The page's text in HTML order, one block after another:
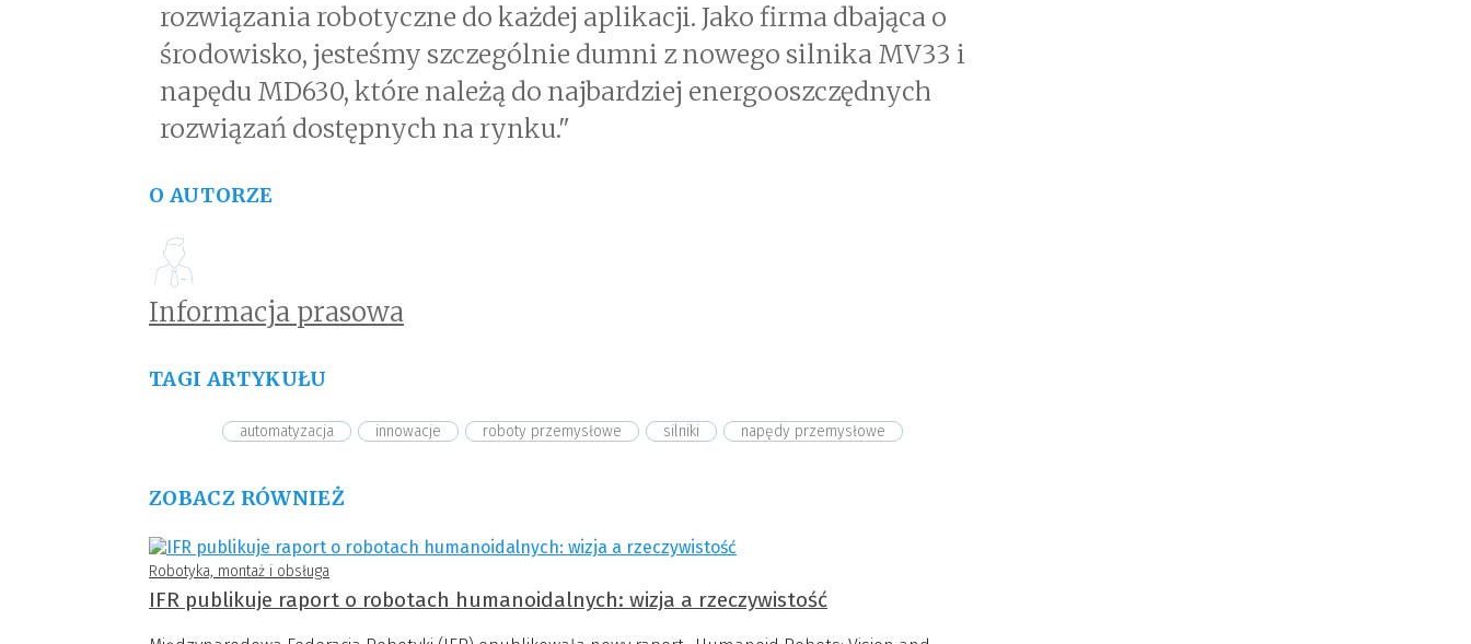
rozwiązania robotyczne do każdej aplikacji. Jako firma dbająca o
środowisko, jesteśmy szczególnie dumni z nowego silnika MV33 i
napędu MD630, które należą do najbardziej energooszczędnych
rozwiązań dostępnych na rynku."
O AUTORZE
Informacja prasowa
TAGI ARTYKUŁU
automatyzacja innowacje roboty przemysłowe silniki napędy przemysłowe
ZOBACZ RÓWNIEŻ
Robotyka, montaż i obsługa
IFR publikuje raport o robotach humanoidalnych: wizja a rzeczywistość